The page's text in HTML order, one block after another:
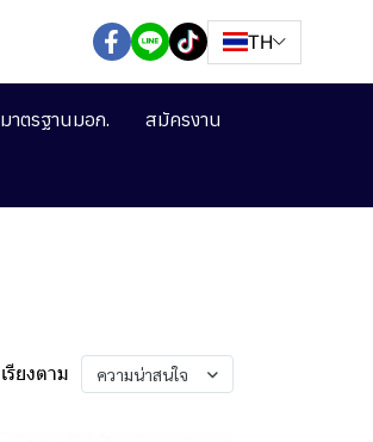
TH
มาตรฐานมอก. สมัครงาน
เรียงตาม ความน่าสนใจ